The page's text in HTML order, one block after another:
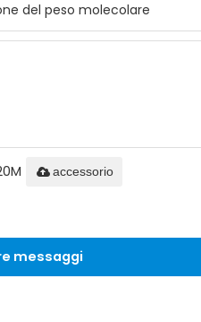
accessorio
messaggi